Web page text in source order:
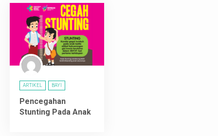
Layanan Medis
Fasilitas
Artikel
Oktashop
ARTIKEL BAYI
Pencegahan
Stunting Pada Anak